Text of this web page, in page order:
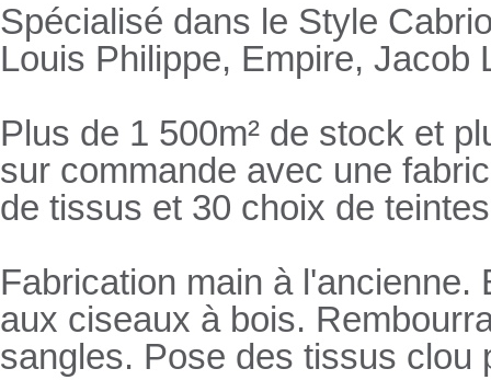
Spécialisé dans le Style
Louis Philippe, Empire, Jacob
Plus de 1 500m² de stock et
sur commande avec une
de tissus et 30 choix de
Fabrication main à
aux ciseaux à bois.
sangles. Pose des tissus clou